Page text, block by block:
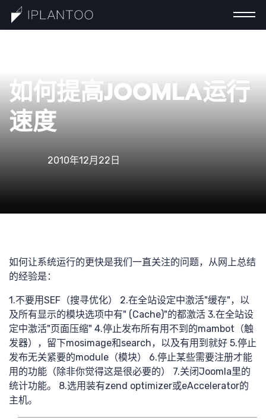
一分钟
认识巧
计
最新分
享
如何提高JOOMLA运行
速度
2010年12月22日
如何让系统运行的更快是我们一直关注的问题，从网上总结
的经验是：
1.不要用SEF（搜寻优化） 2.在全站设定中激活"缓存"，以
及所有显示的模块选项中有" (Cache)"的都激活 3.在全站设
定中激活"页面压缩" 4.停止发布所有用不到的mambot（触
发器），留下mosimage和search，以及有用到就好 5.停止
发布无关紧要的module（模块） 6.停止某些需要注册才能
用的功能（除非你觉得这是很必要的） 7.关闭Joomla里的
统计功能。 8.选用装有zend optimizer或eAccelerator的
主机。